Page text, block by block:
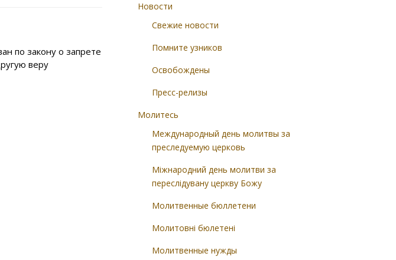
по закону о запрете
веру
Новости
Свежие новости
Помните узников
Освобождены
Пресс-релизы
Молитесь
Международный день молитвы за
преследуемую церковь
Міжнародний день молитви за
переслідувану церкву Божу
Молитвенные бюллетени
Молитовні бюлетені
Молитвенные нужды